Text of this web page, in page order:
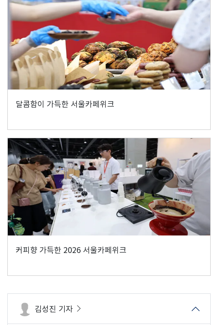
달콤함이 가득한 서울카페위크
커피향 가득한 2026 서울카페위크
김성진 기자